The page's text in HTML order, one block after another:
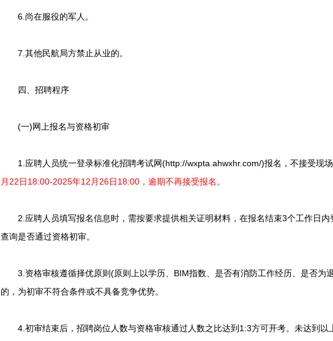
6.尚在服役的军人。
7.其他民航局方禁止从业的。
四、招聘程序
(一)网上报名与资格初审
1.应聘人员统一登录标准化招聘考试网(http://wxpta.ahwxhr.com/)报名，不接受现场
月22日18:00-2025年12月26日18:00，逾期不再接受报名。
2.应聘人员填写报名信息时，需按要求提供相关证明材料，在报名结束3个工作日内
查询是否通过资格初审。
3.资格审核遵循择优原则(原则上以学历、BIM指数、是否有消防工作经历、是否为
的，为初审不符合条件或不具备竞争优势。
4.初审结束后，招聘岗位人数与资格审核通过人数之比达到1:3方可开考。未达到以